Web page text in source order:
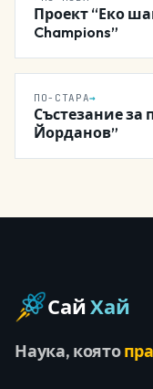
Проект “Еко
Champions”
ПО-СТАРА→
Състезание за
Йорданов”
СайХай
Наука, която